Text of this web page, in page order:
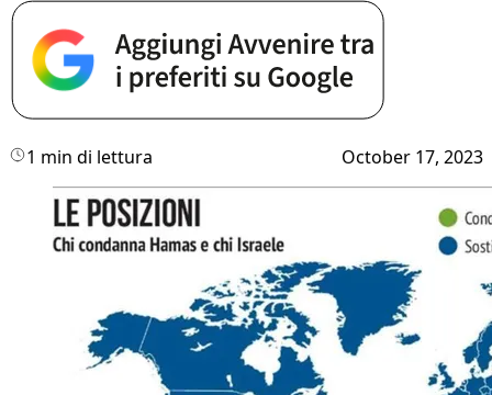
1 min di lettura October 17, 2023